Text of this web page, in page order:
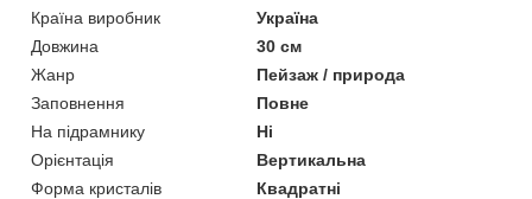
Країна виробник
Україна
Довжина
30 см
Жанр
Пейзаж / природа
Заповнення
Повне
На підрамнику
Ні
Орієнтація
Вертикальна
Форма кристалів
Квадратні